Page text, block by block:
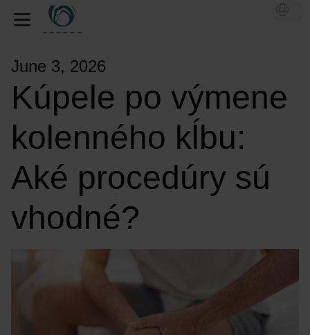
June 3, 2026
Kúpele po výmene
kolenného kĺbu:
Aké procedúry sú
vhodné?